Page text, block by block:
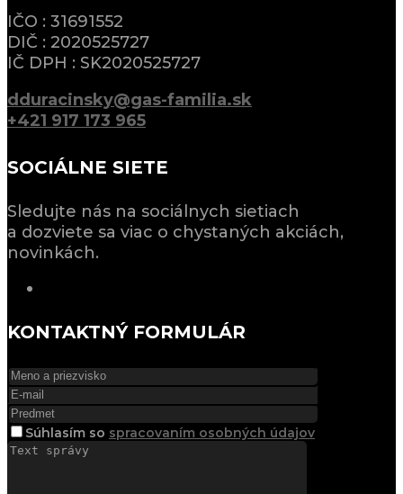
IČO : 31691552
DIČ : 2020525727
IČ DPH : SK2020525727
dduracinsky@gas-familia.sk
+421 917 173 965
SOCIÁLNE SIETE
Sledujte nás na sociálnych sietiach
a dozviete sa viac o chystaných akciách,
novinkách.
KONTAKTNÝ FORMULÁR
Súhlasím so spracovaním osobných údajov